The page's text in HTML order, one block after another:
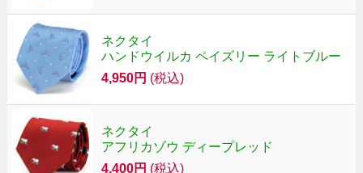
ネクタイ
ハンドウイルカ ペイズリー ライトブルー
4,950円 (税込)
ネクタイ
アフリカゾウ ディープレッド
4,400円 (税込)